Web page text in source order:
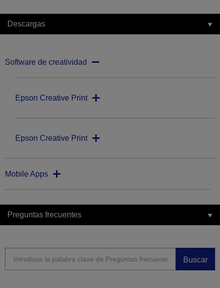
Descargas
Software de creatividad
Epson Creative Print
Epson Creative Print
Mobile Apps
Preguntas frecuentes
Buscar